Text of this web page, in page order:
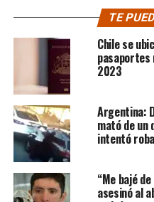
TE
Chile se
pasaportes
2023
Argentina:
mató de un
intentó
“Me bajé
asesinó al